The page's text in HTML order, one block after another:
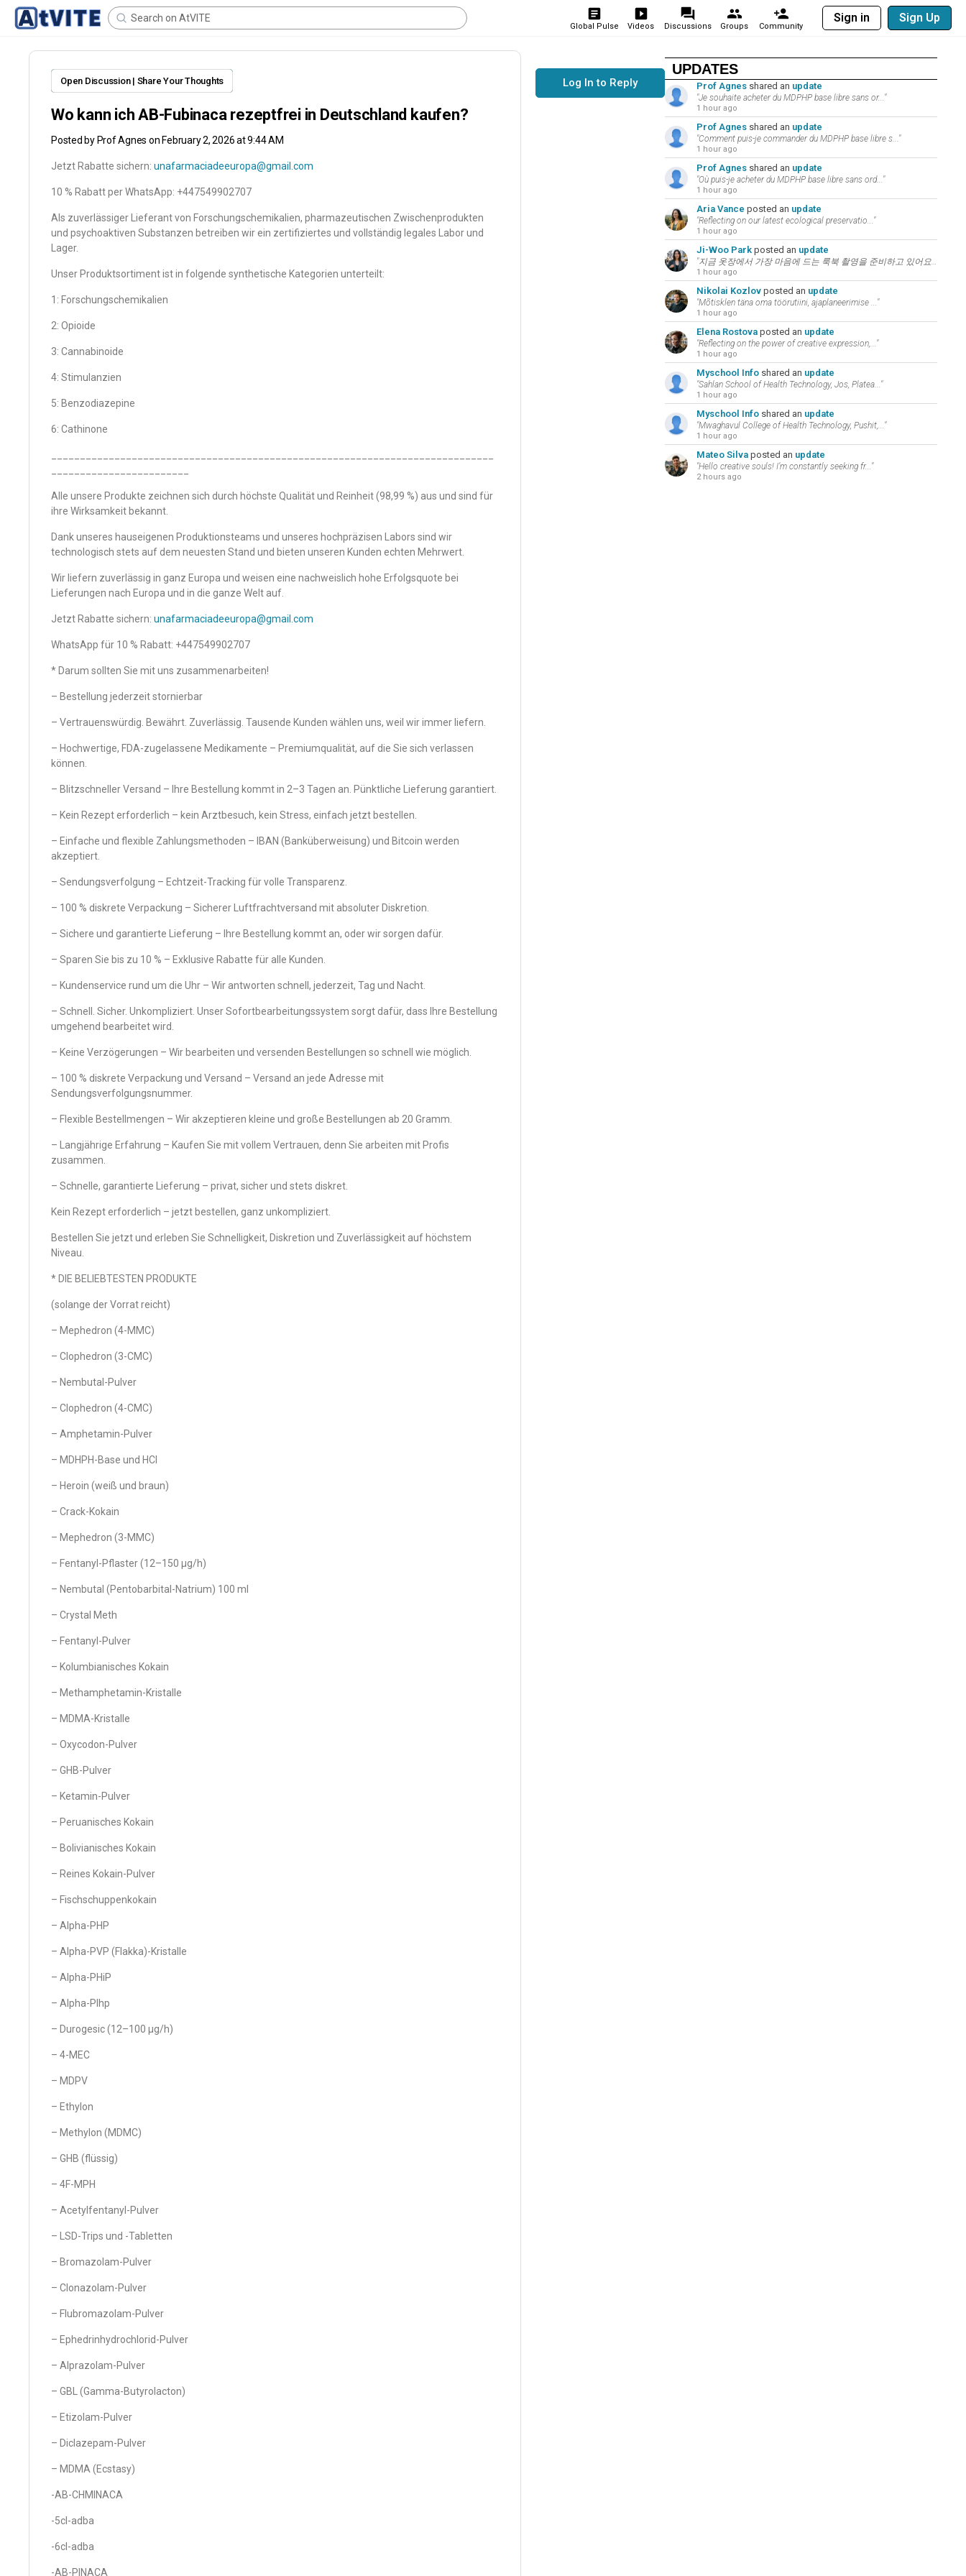
Global Pulse Videos Discussions Groups Community
Sign in Sign Up
Open Discussion | Share Your Thoughts
Wo kann ich AB-Fubinaca rezeptfrei in Deutschland kaufen?
Posted by Prof Agnes on February 2, 2026 at 9:44 AM
Jetzt Rabatte sichern: unafarmaciadeeuropa@gmail.com
10 % Rabatt per WhatsApp: +447549902707
Als zuverlässiger Lieferant von Forschungschemikalien, pharmazeutischen Zwischenprodukten
und psychoaktiven Substanzen betreiben wir ein zertifiziertes und vollständig legales Labor und
Lager.
Unser Produktsortiment ist in folgende synthetische Kategorien unterteilt:
1: Forschungschemikalien
2: Opioide
3: Cannabinoide
4: Stimulanzien
5: Benzodiazepine
6: Cathinone
Alle unsere Produkte zeichnen sich durch höchste Qualität und Reinheit (98,99 %) aus und sind für
ihre Wirksamkeit bekannt.
Dank unseres hauseigenen Produktionsteams und unseres hochpräzisen Labors sind wir
technologisch stets auf dem neuesten Stand und bieten unseren Kunden echten Mehrwert.
Wir liefern zuverlässig in ganz Europa und weisen eine nachweislich hohe Erfolgsquote bei
Lieferungen nach Europa und in die ganze Welt auf.
Jetzt Rabatte sichern: unafarmaciadeeuropa@gmail.com
WhatsApp für 10 % Rabatt: +447549902707
* Darum sollten Sie mit uns zusammenarbeiten!
– Bestellung jederzeit stornierbar
– Vertrauenswürdig. Bewährt. Zuverlässig. Tausende Kunden wählen uns, weil wir immer liefern.
– Hochwertige, FDA-zugelassene Medikamente – Premiumqualität, auf die Sie sich verlassen
können.
– Blitzschneller Versand – Ihre Bestellung kommt in 2–3 Tagen an. Pünktliche Lieferung garantiert.
– Kein Rezept erforderlich – kein Arztbesuch, kein Stress, einfach jetzt bestellen.
– Einfache und flexible Zahlungsmethoden – IBAN (Banküberweisung) und Bitcoin werden
akzeptiert.
– Sendungsverfolgung – Echtzeit-Tracking für volle Transparenz.
– 100 % diskrete Verpackung – Sicherer Luftfrachtversand mit absoluter Diskretion.
– Sichere und garantierte Lieferung – Ihre Bestellung kommt an, oder wir sorgen dafür.
– Sparen Sie bis zu 10 % – Exklusive Rabatte für alle Kunden.
– Kundenservice rund um die Uhr – Wir antworten schnell, jederzeit, Tag und Nacht.
– Schnell. Sicher. Unkompliziert. Unser Sofortbearbeitungssystem sorgt dafür, dass Ihre Bestellung
umgehend bearbeitet wird.
– Keine Verzögerungen – Wir bearbeiten und versenden Bestellungen so schnell wie möglich.
– 100 % diskrete Verpackung und Versand – Versand an jede Adresse mit
Sendungsverfolgungsnummer.
– Flexible Bestellmengen – Wir akzeptieren kleine und große Bestellungen ab 20 Gramm.
– Langjährige Erfahrung – Kaufen Sie mit vollem Vertrauen, denn Sie arbeiten mit Profis
zusammen.
– Schnelle, garantierte Lieferung – privat, sicher und stets diskret.
Kein Rezept erforderlich – jetzt bestellen, ganz unkompliziert.
Bestellen Sie jetzt und erleben Sie Schnelligkeit, Diskretion und Zuverlässigkeit auf höchstem
Niveau.
* DIE BELIEBTESTEN PRODUKTE
(solange der Vorrat reicht)
– Mephedron (4-MMC)
– Clophedron (3-CMC)
– Nembutal-Pulver
– Clophedron (4-CMC)
– Amphetamin-Pulver
– MDHPH-Base und HCl
– Heroin (weiß und braun)
– Crack-Kokain
– Mephedron (3-MMC)
– Fentanyl-Pflaster (12–150 µg/h)
– Nembutal (Pentobarbital-Natrium) 100 ml
– Crystal Meth
– Fentanyl-Pulver
– Kolumbianisches Kokain
– Methamphetamin-Kristalle
– MDMA-Kristalle
– Oxycodon-Pulver
– GHB-Pulver
– Ketamin-Pulver
– Peruanisches Kokain
– Bolivianisches Kokain
– Reines Kokain-Pulver
– Fischschuppenkokain
– Alpha-PHP
– Alpha-PVP (Flakka)-Kristalle
– Alpha-PHiP
– Alpha-PIhp
– Durogesic (12–100 µg/h)
– 4-MEC
– MDPV
– Ethylon
– Methylon (MDMC)
– GHB (flüssig)
– 4F-MPH
– Acetylfentanyl-Pulver
– LSD-Trips und -Tabletten
– Bromazolam-Pulver
– Clonazolam-Pulver
– Flubromazolam-Pulver
– Ephedrinhydrochlorid-Pulver
– Alprazolam-Pulver
– GBL (Gamma-Butyrolacton)
– Etizolam-Pulver
– Diclazepam-Pulver
– MDMA (Ecstasy)
-AB-CHMINACA
-5cl-adba
-6cl-adba
-AB-PINACA
Log In to Reply
UPDATES
Prof Agnesshared an update
"Je souhaite acheter du MDPHP base libre sans or..."
1 hour ago
Prof Agnesshared an update
"Comment puis-je commander du MDPHP base libre s..."
1 hour ago
Prof Agnesshared an update
"Où puis-je acheter du MDPHP base libre sans ord..."
1 hour ago
Aria Vance posted an update
"Reflecting on our latest ecological preservatio..."
1 hour ago
Ji-Woo Parkposted an update
"지금 옷장에서 가장 마음에 드는 룩북 촬영을 준비하고 있어요. 패션과 뷰티는 언어의 ..."
1 hour ago
Nikolai Kozlovposted an update
"Mõtisklen täna oma töörutiini, ajaplaneerimise ..."
1 hour ago
Elena Rostovaposted an update
"Reflecting on the power of creative expression,..."
1 hour ago
Myschool Infoshared an update
"Sahlan School of Health Technology, Jos, Platea..."
1 hour ago
Myschool Infoshared an update
"Mwaghavul College of Health Technology, Pushit,..."
1 hour ago
Mateo Silvaposted an update
"Hello creative souls! I’m constantly seeking fr..."
2 hours ago